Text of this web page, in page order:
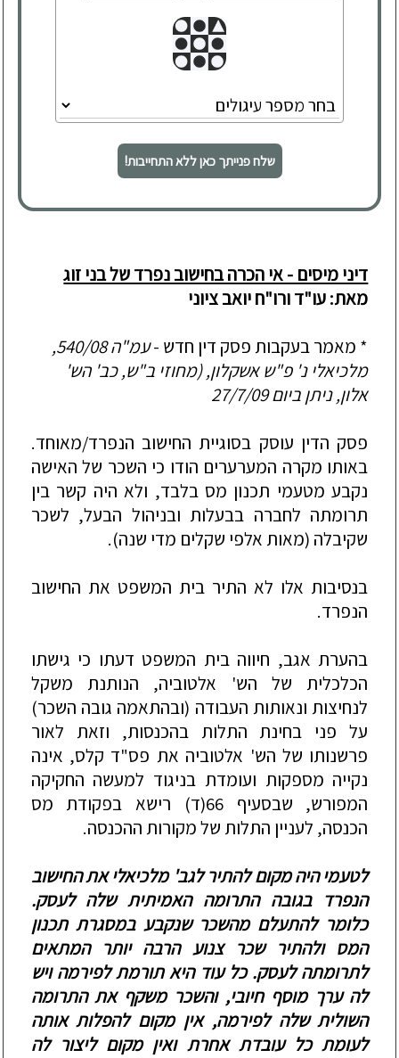
שלח פנייתך כאן ללא התחייבות!
דיני מיסים - אי הכרה בחישוב נפרד של בני זוג
מאת: עו"ד ורו"ח יואב ציוני
* מאמר בעקבות פסק דין חדש -
עמ"ה 540/08,
מלכיאלי נ' פ"ש אשקלון, (מחוזי ב"ש, כב' הש'
אלון, ניתן ביום 27/7/09
פסק הדין עוסק בסוגיית החישוב הנפרד/מאוחד.
באותו מקרה המערערים הודו כי השכר של האישה
נקבע מטעמי תכנון מס בלבד, ולא היה קשר בין
תרומתה לחברה בבעלות ובניהול הבעל, לשכר
שקיבלה (מאות אלפי שקלים מדי שנה).
בנסיבות אלו לא התיר בית המשפט את החישוב
הנפרד.
בהערת אגב, חיווה בית המשפט דעתו כי גישתו
הכלכלית של הש' אלטוביה, הנותנת משקל
לנחיצות ונאותות העבודה (ובהתאמה גובה השכר)
על פני בחינת התלות בהכנסות, וזאת לאור
פרשנותו של הש' אלטוביה את פס"ד קלס, אינה
נקייה מספקות ועומדת בניגוד למעשה החקיקה
המפורש, שבסעיף 66(ד) רישא בפקודת מס
הכנסה, לעניין התלות של מקורות ההכנסה.
לטעמי היה מקום להתיר לגב' מלכיאלי את החישוב
הנפרד בגובה התרומה האמיתית שלה לעסק.
כלומר להתעלם מהשכר שנקבע במסגרת תכנון
המס ולהתיר שכר צנוע הרבה יותר המתאים
לתרומתה לעסק.כל עוד היא תורמת לפירמה ויש
לה ערך מוסף חיובי, והשכר משקף את התרומה
השולית שלה לפירמה, אין מקום להפלות אותה
לעומת כל עובדת אחרת ואין מקום ליצור לה